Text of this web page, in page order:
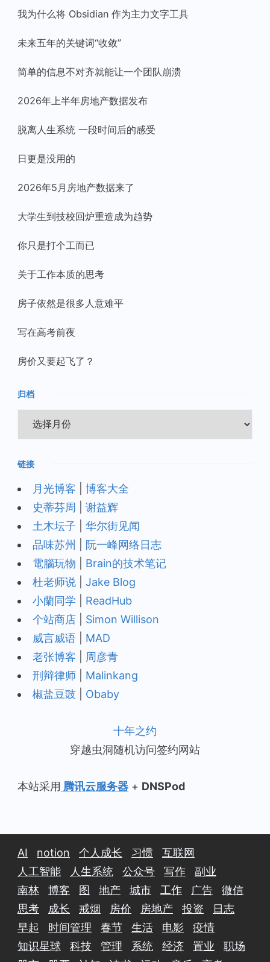
我为什么将 Obsidian 作为主力文字工具
未来五年的关键词“收敛”
简单的信息不对齐就能让一个团队崩溃
2026年上半年房地产数据发布
脱离人生系统 一段时间后的感受
日更是没用的
2026年5月房地产数据来了
大学生到技校回炉重造成为趋势
你只是打个工而已
关于工作本质的思考
房子依然是很多人意难平
写在高考前夜
房价又要起飞了？
归档
档
链接
月光博客
博客大全
史蒂芬周
谢益辉
土木坛子
华尔街见闻
品味苏州
阮一峰网络日志
電腦玩物
Brain的技术笔记
杜老师说
Jake Blog
小蘭同学
ReadHub
个站商店
Simon Willison
威言威语
MAD
老张博客
周彦青
刑辩律师
Malinkang
椒盐豆豉
Obaby
十年之约
穿越虫洞随机访问签约网站
本站采用 腾讯云服务器 + DNSPod
AI notion 个人成长 习惯
互联网
人工智能
人生系统 公众号 写作
副业
南林
博客 图 地产 城市 工作 广告
微信
思考
成长 戒烟 房价 房地产 投资
日志
早起
时间管理 春节 生活 电影
疫情
知识星球
科技 管理 系统 经济 置业
职场